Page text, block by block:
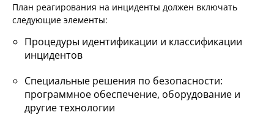
План реагирования на инциденты должен включать
следующие элементы:
Процедуры идентификации и классификации
инцидентов
Специальные решения по безопасности:
программное обеспечение, оборудование и
другие технологии